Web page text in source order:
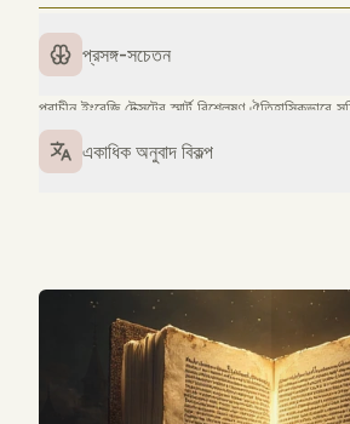
প্রাচীন ইংরেজি টেক্সটের স্মার্ট বিশ্লেষণ ঐতিহাসিকভাবে
উপযুক্ত অনুবাদ নিশ্চিত করে
একাধিক অনুবাদ বিকল্প